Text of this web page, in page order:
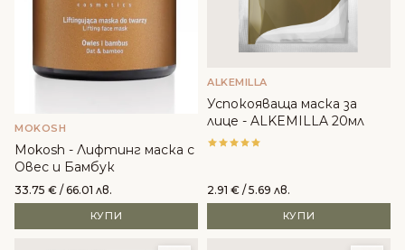
MOKOSH
Mokosh - Лифтинг маска с
Овес и Бамбук
33.75 € / 66.01 лв.
КУПИ
ALKEMILLA
Успокояваща маска за
лице - ALKEMILLA 20мл
2.91 € / 5.69 лв.
КУПИ